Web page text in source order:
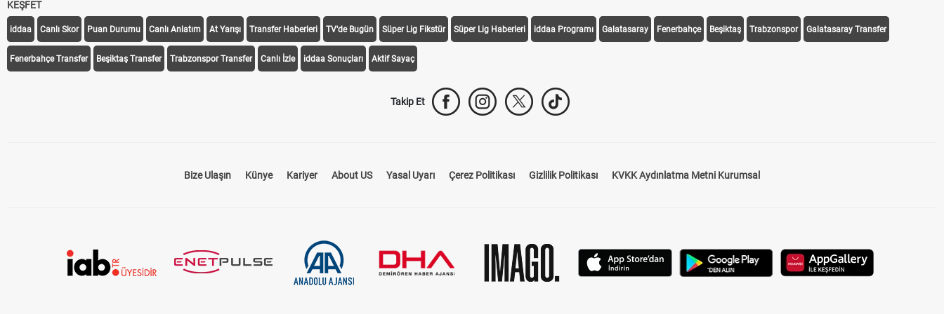
KEŞFET
iddaa Canlı Skor Puan Durumu Canlı Anlatım At Yarışı Transfer Haberleri TV'de Bugün Süper Lig Fikstür Süper Lig Haberleri iddaa Programı Galatasaray Fenerbahçe Beşiktaş Trabzonspor Galatasaray Transfer
Fenerbahçe Transfer Beşiktaş Transfer Trabzonspor Transfer Canlı İzle iddaa Sonuçları Aktif Sayaç
Takip Et
Bize Ulaşın Künye Kariyer About US Yasal Uyarı Çerez Politikası Gizlilik Politikası KVKK Aydınlatma Metni Kurumsal